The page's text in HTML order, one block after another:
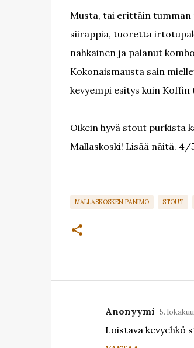
Musta, tai erittäin tumman
siirappia, tuoretta
nahkainen ja palanut
Kokonaismausta sain
kevyempi esitys kuin
Oikein hyvä stout purkista
Mallaskoski! Lisää näitä. 4/
MALLASKOSKEN PANIMO STOUT
Anonyymi 5.
Loistava kevyehkö